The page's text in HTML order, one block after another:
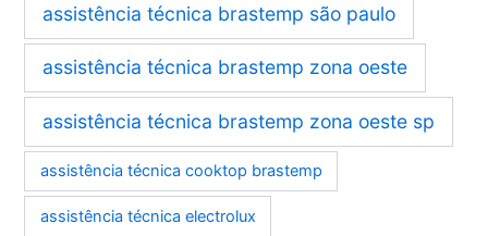
assistência técnica brastemp são paulo
assistência técnica brastemp zona oeste
assistência técnica brastemp zona oeste sp
assistência técnica cooktop brastemp
assistência técnica electrolux